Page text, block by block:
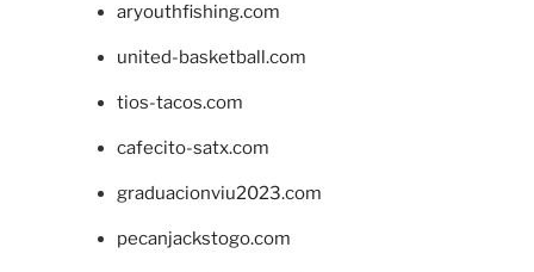
aryouthfishing.com
united-basketball.com
tios-tacos.com
cafecito-satx.com
graduacionviu2023.com
pecanjackstogo.com